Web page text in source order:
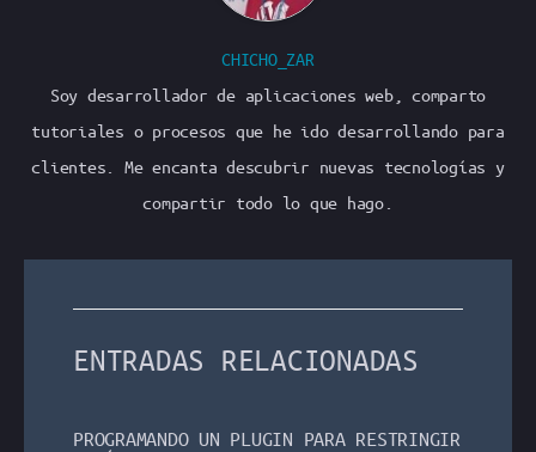
CHICHO_ZAR
Soy desarrollador de aplicaciones web, comparto
tutoriales o procesos que he ido desarrollando para
clientes. Me encanta descubrir nuevas tecnologías y
compartir todo lo que hago.
ENTRADAS RELACIONADAS
PROGRAMANDO UN PLUGIN PARA RESTRINGIR